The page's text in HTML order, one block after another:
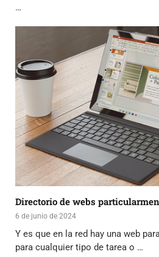
…
Directorio de webs
6 de junio de 2024
Y es que en la red hay una web
para cualquier tipo de tarea o …